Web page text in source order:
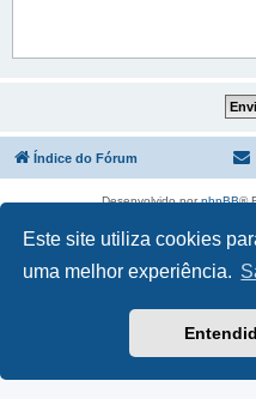
Este site utiliza cookies
uma melhor experiência.
Índice do Fórum
Desenvolvido porphpBB®